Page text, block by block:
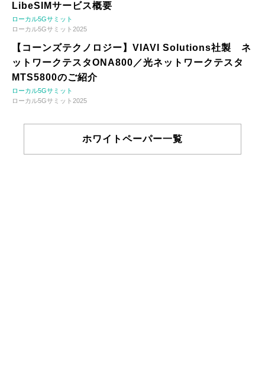
LibeSIMサービス概要
ローカル5Gサミット
ローカル5Gサミット2025
【コーンズテクノロジー】VIAVI Solutions社製 ネ
ットワークテスタONA800／光ネットワークテスタ
MTS5800のご紹介
ローカル5Gサミット
ローカル5Gサミット2025
ホワイトペーパー一覧